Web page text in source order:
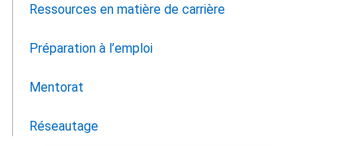
Ressources en matière de carrière
Préparation à l’emploi
Mentorat
Réseautage